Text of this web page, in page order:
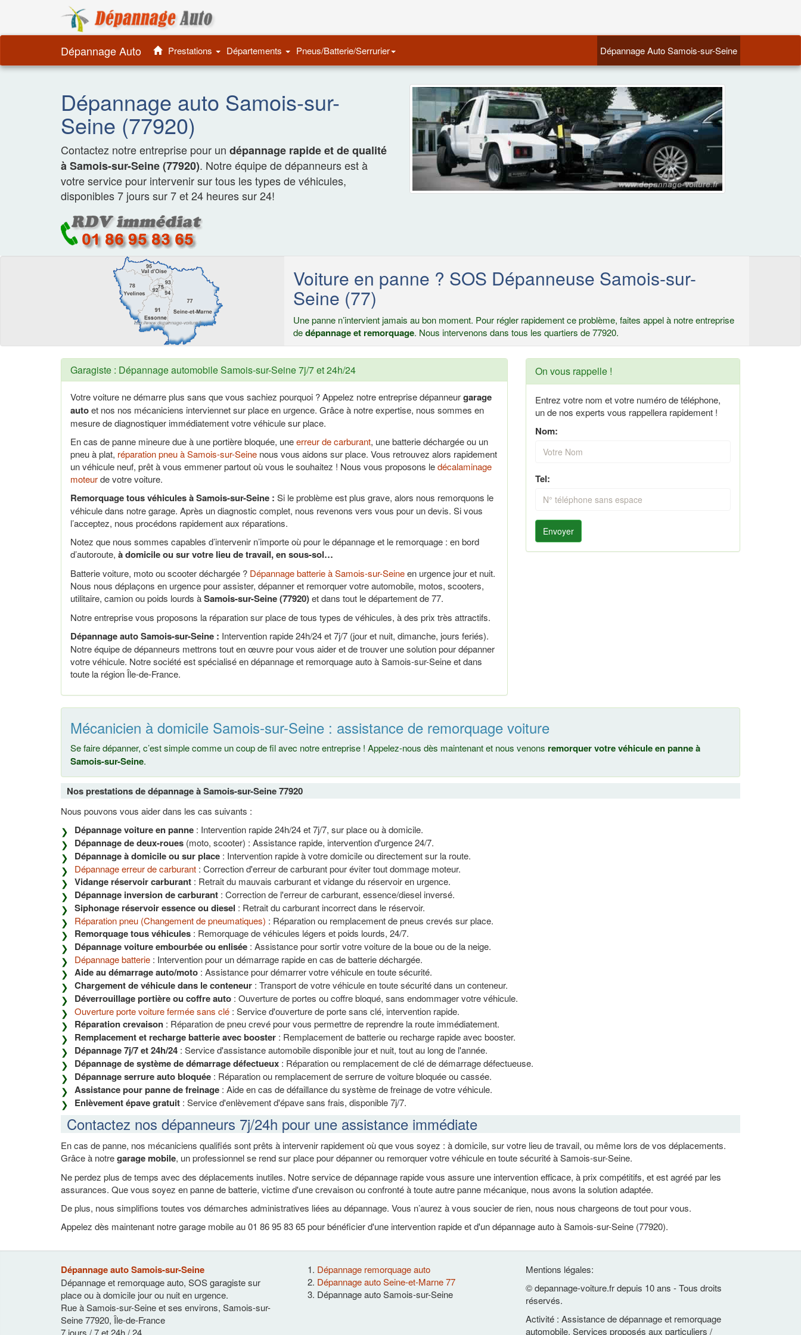
Dépannage Auto Prestations Départements Pneus/Batterie/Serrurier Dépannage Auto Samois-sur-Seine(current)
Dépannage auto Samois-sur-
Seine (77920)
Contactez notre entreprise pour un dépannage rapide et de qualité
à Samois-sur-Seine (77920). Notre équipe de dépanneurs est à
votre service pour intervenir sur tous les types de véhicules,
disponibles 7 jours sur 7 et 24 heures sur 24!
Voiture en panne ? SOS Dépanneuse Samois-sur-
Seine (77)
Une panne n’intervient jamais au bon moment. Pour régler rapidement ce problème, faites appel à notre entreprise
dedépannage et remorquage. Nous intervenons dans tous les quartiers de 77920.
Garagiste : Dépannage automobile Samois-sur-Seine 7j/7 et 24h/24
Votre voiture ne démarre plus sans que vous sachiez pourquoi ? Appelez notre entreprise dépanneurgarage
autoet nos nos mécaniciens interviennet sur place en urgence. Grâce à notre expertise, nous sommes en
mesure de diagnostiquer immédiatement votre véhicule sur place.
En cas de panne mineure due à une portière bloquée, uneerreur de carburant, une batterie déchargée ou un
pneu à plat, réparation pneu à Samois-sur-Seine nous vous aidons sur place. Vous retrouvez alors rapidement
un véhicule neuf, prêt à vous emmener partout où vous le souhaitez ! Nous vous proposons ledécalaminage
moteurde votre voiture.
Remorquage tous véhicules à Samois-sur-Seine : Si le problème est plus grave, alors nous remorquons le
véhicule dans notre garage. Après un diagnostic complet, nous revenons vers vous pour un devis. Si vous
l’acceptez, nous procédons rapidement aux réparations.
Notez que nous sommes capables d’intervenir n’importe où pour le dépannage et le remorquage : en bord
d’autoroute, à domicile ou sur votre lieu de travail, en sous-sol…
Batterie voiture, moto ou scooter déchargée ? Dépannage batterie à Samois-sur-Seineen urgence jour et nuit.
Nous nous déplaçons en urgence pour assister, dépanner et remorquer votre automobile, motos, scooters,
utilitaire, camion ou poids lourds àSamois-sur-Seine (77920)et dans tout le département de 77.
Notre entreprise vous proposons la réparation sur place de tous types de véhicules, à des prix très attractifs.
Dépannage auto Samois-sur-Seine : Intervention rapide 24h/24 et 7j/7 (jour et nuit, dimanche, jours feriés).
Notre équipe de dépanneurs mettrons tout en œuvre pour vous aider et de trouver une solution pour dépanner
votre véhicule. Notre société est spécialisé en dépannage et remorquage auto à Samois-sur-Seine et dans
toute la région Île-de-France.
On vous rappelle !
Entrez votre nom et votre numéro de téléphone,
un de nos experts vous rappellera rapidement !
Nom:
Tel:
Envoyer
Mécanicien à domicile Samois-sur-Seine : assistance de remorquage voiture
Se faire dépanner, c’est simple comme un coup de fil avec notre entreprise ! Appelez-nous dès maintenant et nous venons remorquer votre véhicule en panne à
Samois-sur-Seine.
Nos prestations de dépannage à Samois-sur-Seine 77920
Nous pouvons vous aider dans les cas suivants :
Dépannage voiture en panne : Intervention rapide 24h/24 et 7j/7, sur place ou à domicile.
Dépannage de deux-roues (moto, scooter) : Assistance rapide, intervention d'urgence 24/7.
Dépannage à domicile ou sur place : Intervention rapide à votre domicile ou directement sur la route.
Dépannage erreur de carburant : Correction d'erreur de carburant pour éviter tout dommage moteur.
Vidange réservoir carburant : Retrait du mauvais carburant et vidange du réservoir en urgence.
Dépannage inversion de carburant : Correction de l'erreur de carburant, essence/diesel inversé.
Siphonage réservoir essence ou diesel : Retrait du carburant incorrect dans le réservoir.
Réparation pneu (Changement de pneumatiques) : Réparation ou remplacement de pneus crevés sur place.
Remorquage tous véhicules : Remorquage de véhicules légers et poids lourds, 24/7.
Dépannage voiture embourbée ou enlisée : Assistance pour sortir votre voiture de la boue ou de la neige.
Dépannage batterie : Intervention pour un démarrage rapide en cas de batterie déchargée.
Aide au démarrage auto/moto : Assistance pour démarrer votre véhicule en toute sécurité.
Chargement de véhicule dans le conteneur : Transport de votre véhicule en toute sécurité dans un conteneur.
Déverrouillage portière ou coffre auto : Ouverture de portes ou coffre bloqué, sans endommager votre véhicule.
Ouverture porte voiture fermée sans clé : Service d'ouverture de porte sans clé, intervention rapide.
Réparation crevaison : Réparation de pneu crevé pour vous permettre de reprendre la route immédiatement.
Remplacement et recharge batterie avec booster : Remplacement de batterie ou recharge rapide avec booster.
Dépannage 7j/7 et 24h/24 : Service d'assistance automobile disponible jour et nuit, tout au long de l'année.
Dépannage de système de démarrage défectueux : Réparation ou remplacement de clé de démarrage défectueuse.
Dépannage serrure auto bloquée : Réparation ou remplacement de serrure de voiture bloquée ou cassée.
Assistance pour panne de freinage : Aide en cas de défaillance du système de freinage de votre véhicule.
Enlèvement épave gratuit : Service d'enlèvement d'épave sans frais, disponible 7j/7.
Contactez nos dépanneurs 7j/24h pour une assistance immédiate
En cas de panne, nos mécaniciens qualifiés sont prêts à intervenir rapidement où que vous soyez : à domicile, sur votre lieu de travail, ou même lors de vos déplacements.
Grâce à notregarage mobile, un professionnel se rend sur place pour dépanner ou remorquer votre véhicule en toute sécurité à Samois-sur-Seine.
Ne perdez plus de temps avec des déplacements inutiles. Notre service de dépannage rapide vous assure une intervention efficace, à prix compétitifs, et est agréé par les
assurances. Que vous soyez en panne de batterie, victime d'une crevaison ou confronté à toute autre panne mécanique, nous avons la solution adaptée.
De plus, nous simplifions toutes vos démarches administratives liées au dépannage. Vous n’aurez à vous soucier de rien, nous nous chargeons de tout pour vous.
Appelez dès maintenant notre garage mobile au 01 86 95 83 65 pour bénéficier d'une intervention rapide et d'un dépannage auto à Samois-sur-Seine (77920).
Dépannage auto Samois-sur-Seine
Dépannage et remorquage auto, SOS garagiste sur
place ou à domicile jour ou nuit en urgence.
Rue à Samois-sur-Seine et ses environs, Samois-sur-
Seine77920, Île-de-France
7 jours / 7 et 24h / 24
Dépannage remorquage auto
Dépannage auto Seine-et-Marne 77
Dépannage auto Samois-sur-Seine
Mentions légales:
© depannage-voiture.fr depuis 10 ans - Tous droits
réservés.
Activité : Assistance de dépannage et remorquage
automobile. Services proposés aux particuliers /